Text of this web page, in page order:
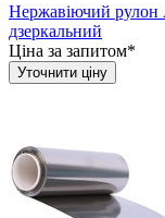
Нержавіючий
дзеркальний
Ціна за запитом*
Уточнити ціну